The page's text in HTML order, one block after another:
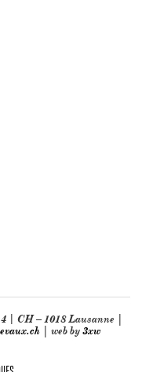
| CH – 1018 Lausanne |
| web by3xw